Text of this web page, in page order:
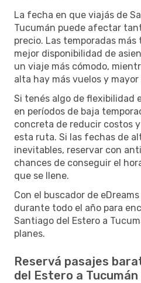
La fecha en que viajás de
Tucumán puede afectar
precio. Las temporadas
mejor disponibilidad de
un viaje más cómodo,
alta hay más vuelos y
Si tenés algo de flexibilidad
en períodos de baja
concreta de reducir costos
esta ruta. Si las fechas de
inevitables, reservar con
chances de conseguir el
que se llene.
Con el buscador de
durante todo el año para
Santiago del Estero a
planes.
Reservá pasajes
del Estero a Tucumán